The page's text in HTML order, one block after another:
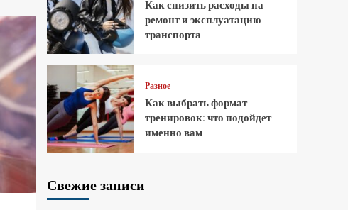
Как снизить расходы на
ремонт и эксплуатацию
транспорта
Разное
Как выбрать формат
тренировок: что подойдет
именно вам
Свежие записи